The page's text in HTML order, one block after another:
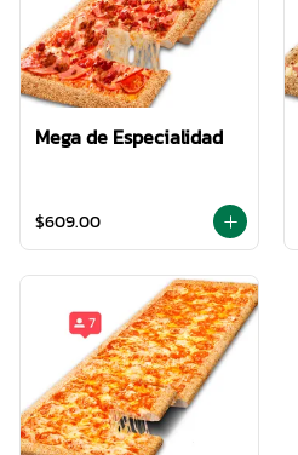
Mega de Especialidad
$609.00